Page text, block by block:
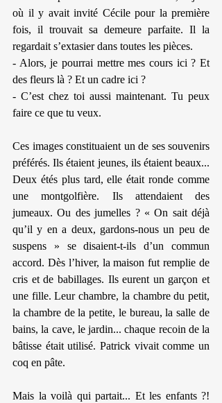
où il y avait invité Cécile pour la première
fois, il trouvait sa demeure parfaite. Il la
regardait s’extasier dans toutes les pièces.
- Alors, je pourrai mettre mes cours ici ? Et
des fleurs là ? Et un cadre ici ?
- C’est chez toi aussi maintenant. Tu peux
faire ce que tu veux.
Ces images constituaient un de ses souvenirs
préférés. Ils étaient jeunes, ils étaient beaux...
Deux étés plus tard, elle était ronde comme
une montgolfière. Ils attendaient des
jumeaux. Ou des jumelles ? « On sait déjà
qu’il y en a deux, gardons-nous un peu de
suspens » se disaient-t-ils d’un commun
accord. Dès l’hiver, la maison fut remplie de
cris et de babillages. Ils eurent un garçon et
une fille. Leur chambre, la chambre du petit,
la chambre de la petite, le bureau, la salle de
bains, la cave, le jardin... chaque recoin de la
bâtisse était utilisé. Patrick vivait comme un
coq en pâte.
Mais la voilà qui partait... Et les enfants ?!